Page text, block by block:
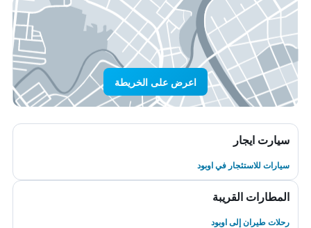
اعرض على الخريطة
سيارت ايجار
سيارات للاستئجار في اوبود
المطارات القريبة
رحلات طيران إلى اوبود